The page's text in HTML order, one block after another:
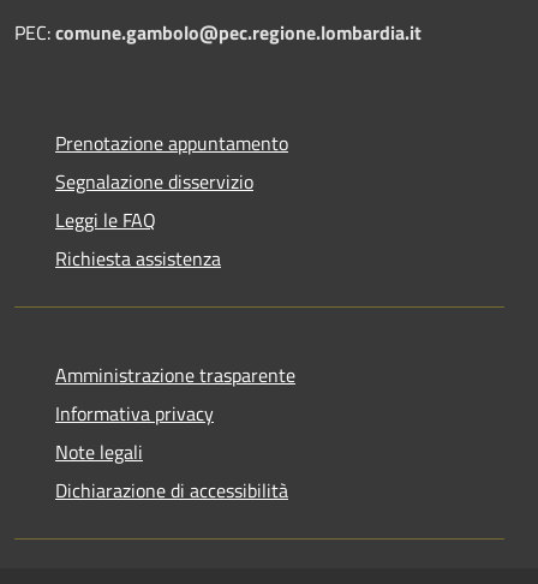
PEC:comune.gambolo@pec.regione.lombardia.it
Prenotazione appuntamento
Segnalazione disservizio
Leggi le FAQ
Richiesta assistenza
Amministrazione trasparente
Informativa privacy
Note legali
Dichiarazione di accessibilità